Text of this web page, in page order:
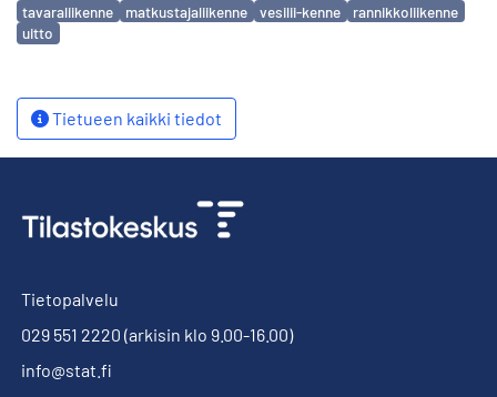
tavaraliikenne
matkustajaliikenne vesilii-kenne
rannikkoliikenne
uitto
Tietueen kaikki tiedot
Tietopalvelu
029 551 2220 (arkisin klo 9.00-16.00)
info@stat.fi